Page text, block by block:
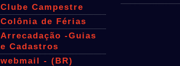
Clube Campestre
Colônia de Férias
Arrecadação -Guias
e Cadastros
webmail - (BR)